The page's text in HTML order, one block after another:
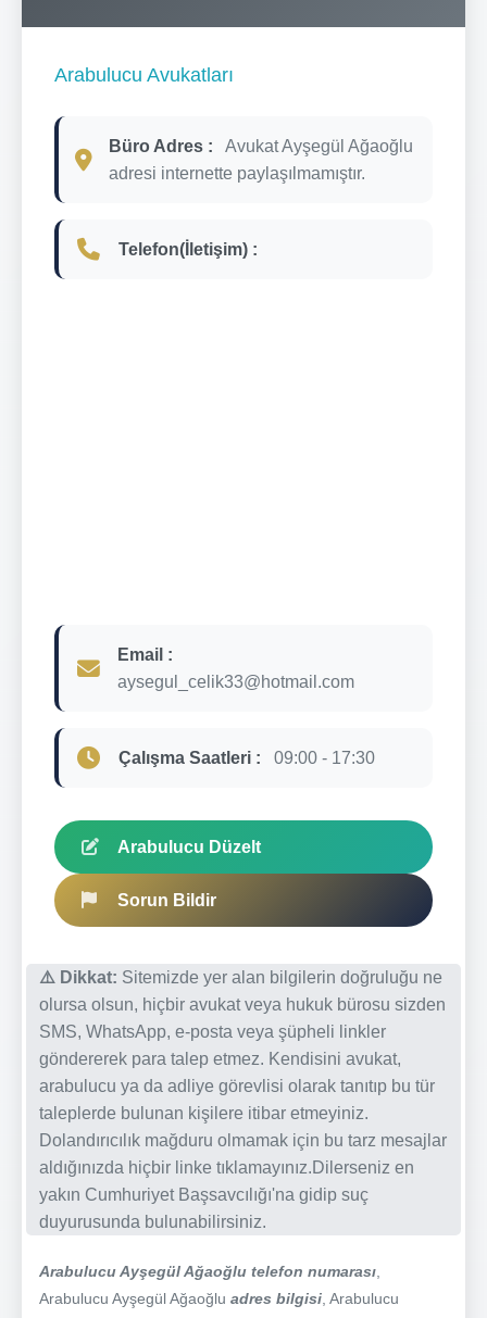
Arabulucu Avukatları
Büro Adres :
Avukat Ayşegül Ağaoğlu
adresi internette paylaşılmamıştır.
Telefon(İletişim) :
Email :
aysegul_celik33@hotmail.com
Çalışma Saatleri : 09:00 - 17:30
Arabulucu Düzelt
Sorun Bildir
⚠️ Dikkat: Sitemizde yer alan bilgilerin doğruluğu ne
olursa olsun, hiçbir avukat veya hukuk bürosu sizden
SMS, WhatsApp, e-posta veya şüpheli linkler
göndererek para talep etmez. Kendisini avukat,
arabulucu ya da adliye görevlisi olarak tanıtıp bu tür
taleplerde bulunan kişilere itibar etmeyiniz.
Dolandırıcılık mağduru olmamak için bu tarz mesajlar
aldığınızda hiçbir linke tıklamayınız.Dilerseniz en
yakın Cumhuriyet Başsavcılığı'na gidip suç
duyurusunda bulunabilirsiniz.
Arabulucu Ayşegül Ağaoğlu telefon numarası
Arabulucu Ayşegül Ağaoğlu adres bilgisi , Arabulucu